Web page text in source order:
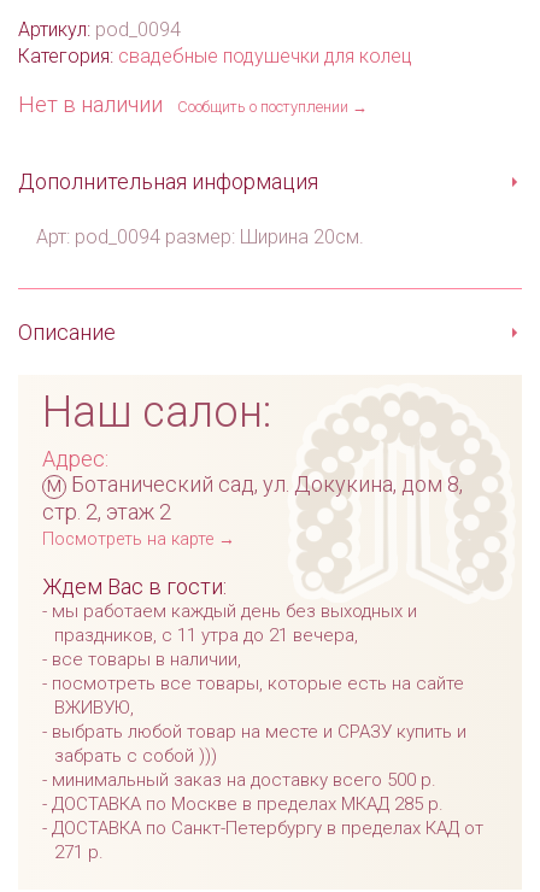
Артикул: pod_0094
Категория: свадебные подушечки для колец
Нет в наличии Сообщить о поступлении →
Дополнительная информация
Арт: pod_0094 размер: Ширина 20см.
Описание
Наш салон:
Адрес:
м Ботанический сад, ул. Докукина, дом 8,
стр. 2, этаж 2
Посмотреть на карте →
Ждем Вас в гости:
мы работаем каждый день без выходных и
праздников, с 11 утра до 21 вечера,
все товары в наличии,
посмотреть все товары, которые есть на сайте
ВЖИВУЮ,
выбрать любой товар на месте и СРАЗУ купить и
забрать с собой )))
минимальный заказ на доставку всего 500 р.
ДОСТАВКА по Москве в пределах МКАД 285 р.
ДОСТАВКА по Санкт-Петербургу в пределах КАД от
271 р.